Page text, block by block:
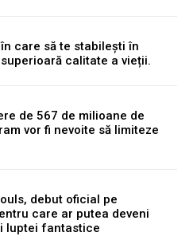
care să te stabilești în
calitate a vieții.
de 567 de milioane de
vor fi nevoite să limiteze
debut oficial pe
care ar putea deveni
luptei fantastice